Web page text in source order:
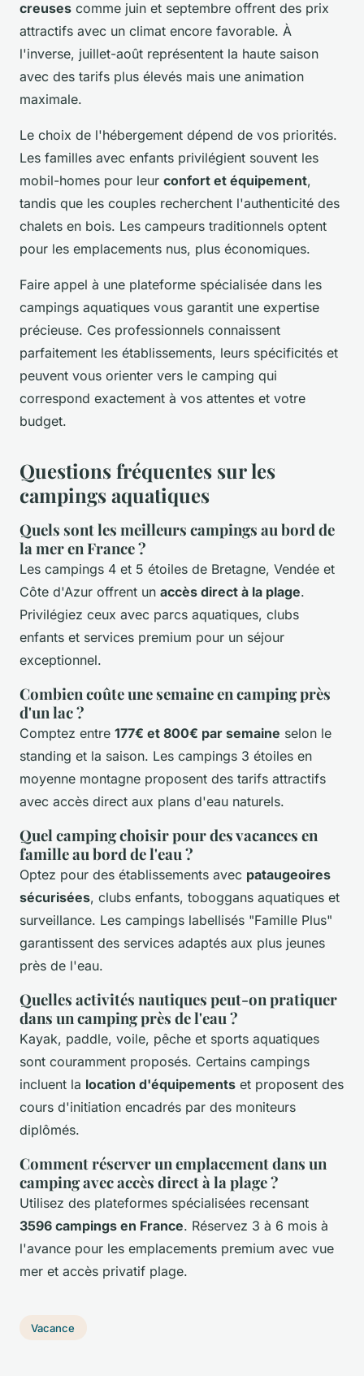
creuses comme juin et septembre offrent des prix
attractifs avec un climat encore favorable. À
l'inverse, juillet-août représentent la haute saison
avec des tarifs plus élevés mais une animation
maximale.
Le choix de l'hébergement dépend de vos priorités.
Les familles avec enfants privilégient souvent les
mobil-homes pour leur confort et équipement,
tandis que les couples recherchent l'authenticité des
chalets en bois. Les campeurs traditionnels optent
pour les emplacements nus, plus économiques.
Faire appel à une plateforme spécialisée dans les
campings aquatiques vous garantit une expertise
précieuse. Ces professionnels connaissent
parfaitement les établissements, leurs spécificités et
peuvent vous orienter vers le camping qui
correspond exactement à vos attentes et votre
budget.
Questions fréquentes sur les
campings aquatiques
Quels sont les meilleurs campings au bord de
la mer en France ?
Les campings 4 et 5 étoiles de Bretagne, Vendée et
Côte d'Azur offrent un accès direct à la plage.
Privilégiez ceux avec parcs aquatiques, clubs
enfants et services premium pour un séjour
exceptionnel.
Combien coûte une semaine en camping près
d'un lac ?
Comptez entre 177€ et 800€ par semaine selon le
standing et la saison. Les campings 3 étoiles en
moyenne montagne proposent des tarifs attractifs
avec accès direct aux plans d'eau naturels.
Quel camping choisir pour des vacances en
famille au bord de l'eau ?
Optez pour des établissements avec pataugeoires
sécurisées, clubs enfants, toboggans aquatiques et
surveillance. Les campings labellisés "Famille Plus"
garantissent des services adaptés aux plus jeunes
près de l'eau.
Quelles activités nautiques peut-on pratiquer
dans un camping près de l'eau ?
Kayak, paddle, voile, pêche et sports aquatiques
sont couramment proposés. Certains campings
incluent la location d'équipements et proposent des
cours d'initiation encadrés par des moniteurs
diplômés.
Comment réserver un emplacement dans un
camping avec accès direct à la plage ?
Utilisez des plateformes spécialisées recensant
3596 campings en France. Réservez 3 à 6 mois à
l'avance pour les emplacements premium avec vue
mer et accès privatif plage.
Vacance